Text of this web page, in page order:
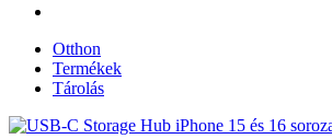
Otthon
Termékek
Tárolás